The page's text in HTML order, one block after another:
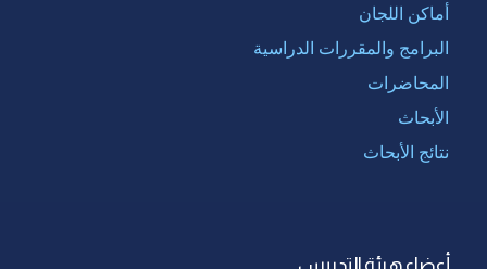
أماكن اللجان
البرامج والمقررات الدراسية
المحاضرات
الأبحاث
نتائج الأبحاث
أعضاء هيئة التدريس